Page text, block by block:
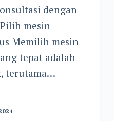
dengan
mesin
Memilih mesin
tepat adalah
terutama…